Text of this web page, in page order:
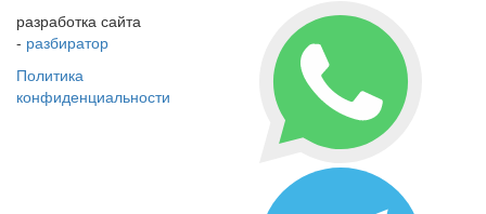
разработка сайта
- разбиратор
Политика
конфиденциальности